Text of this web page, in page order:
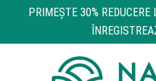
PRIMEŞTE 30%